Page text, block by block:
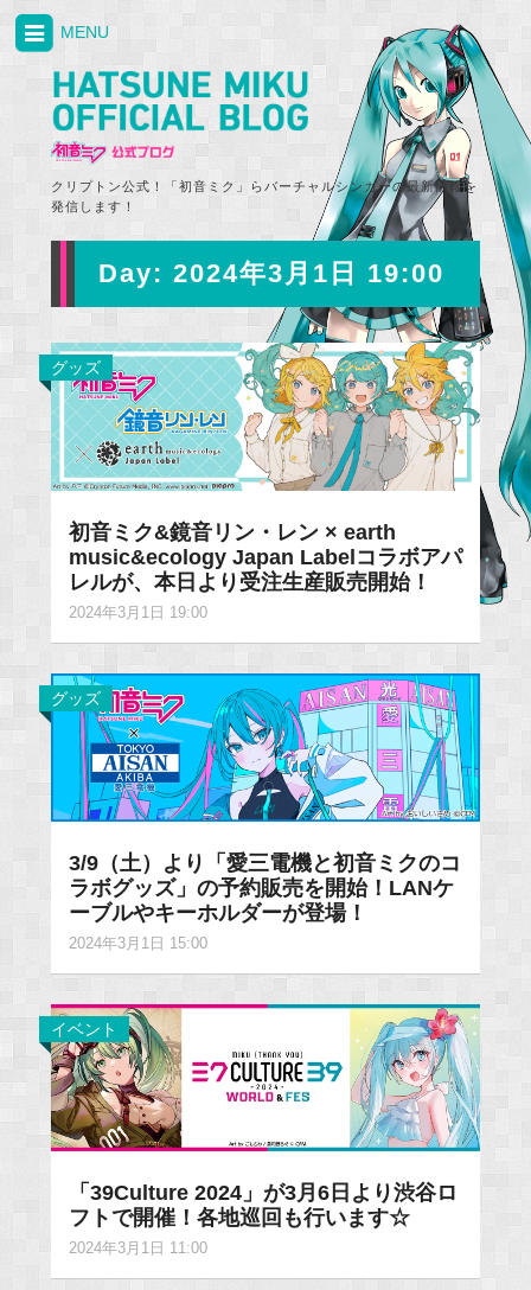
クリプトン公式！「初音ミク」らバーチャルシンガーの最新情報を
発信します！
MENU
Day: 2024年3月1日 19:00
グッズ
初音ミク&鏡音リン・レン × earth
music&ecology Japan Labelコラボアパ
レルが、本日より受注生産販売開始！
2024年3月1日 19:00
グッズ
3/9（土）より「愛三電機と初音ミクのコ
ラボグッズ」の予約販売を開始！LANケ
ーブルやキーホルダーが登場！
2024年3月1日 15:00
イベント
「39Culture 2024」が3月6日より渋谷ロ
フトで開催！各地巡回も行います☆
2024年3月1日 11:00